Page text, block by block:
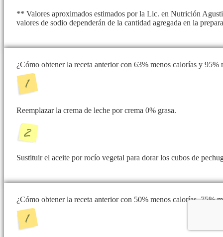
** Valores aproximados estimados por la Lic. en Nutrición
valores de sodio dependerán de la cantidad agregada en la
¿Cómo obtener la receta anterior con 63% menos calorías y 95%
Reemplazar la crema de leche por crema 0% grasa.
Sustituir el aceite por rocío vegetal para dorar los cubos de
¿Cómo obtener la receta anterior con 50% menos calorías, 75%